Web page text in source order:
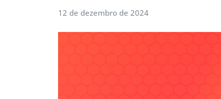
12 de dezembro de 2024